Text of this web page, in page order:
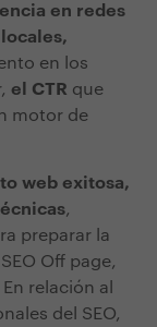
en redes
en los
el CTR que
motor de
web exitosa,
,
preparar la
Off page,
relación al
del SEO,